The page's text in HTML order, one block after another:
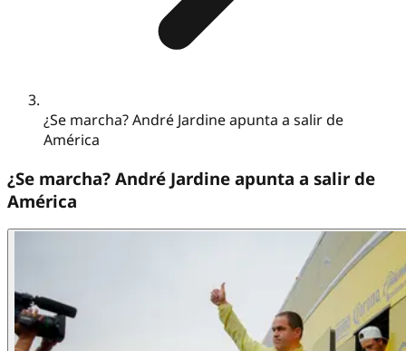
¿Se marcha? André Jardine apunta a salir de
América
¿Se marcha? André Jardine apunta a salir de
América